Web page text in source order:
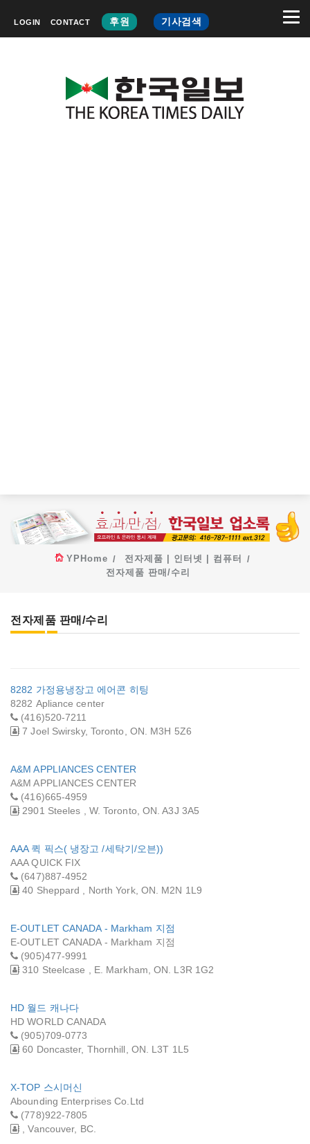
LOGIN CONTACT 후원 기사검색
YPHome
전자제품 | 인터넷 | 컴퓨터
전자제품 판매/수리
전자제품 판매/수리
8282 가정용냉장고 에어콘 히팅
8282 Apliance center
(416)520-7211
7 Joel Swirsky, Toronto, ON. M3H 5Z6
A&M APPLIANCES CENTER
A&M APPLIANCES CENTER
(416)665-4959
2901 Steeles , W. Toronto, ON. A3J 3A5
AAA 퀵 픽스( 냉장고 /세탁기/오븐))
AAA QUICK FIX
(647)887-4952
40 Sheppard , North York, ON. M2N 1L9
E-OUTLET CANADA - Markham 지점
E-OUTLET CANADA - Markham 지점
(905)477-9991
310 Steelcase , E. Markham, ON. L3R 1G2
HD 월드 캐나다
HD WORLD CANADA
(905)709-0773
60 Doncaster, Thornhill, ON. L3T 1L5
X-TOP 스시머신
Abounding Enterprises Co.Ltd
(778)922-7805
, Vancouver, BC.